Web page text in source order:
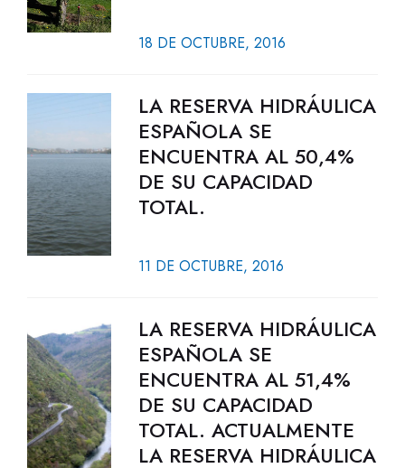
18 DE OCTUBRE, 2016
LA RESERVA HIDRÁULICA
ESPAÑOLA SE
ENCUENTRA AL 50,4%
DE SU CAPACIDAD
TOTAL.
11 DE OCTUBRE, 2016
LA RESERVA HIDRÁULICA
ESPAÑOLA SE
ENCUENTRA AL 51,4%
DE SU CAPACIDAD
TOTAL. ACTUALMENTE
LA RESERVA HIDRÁULICA